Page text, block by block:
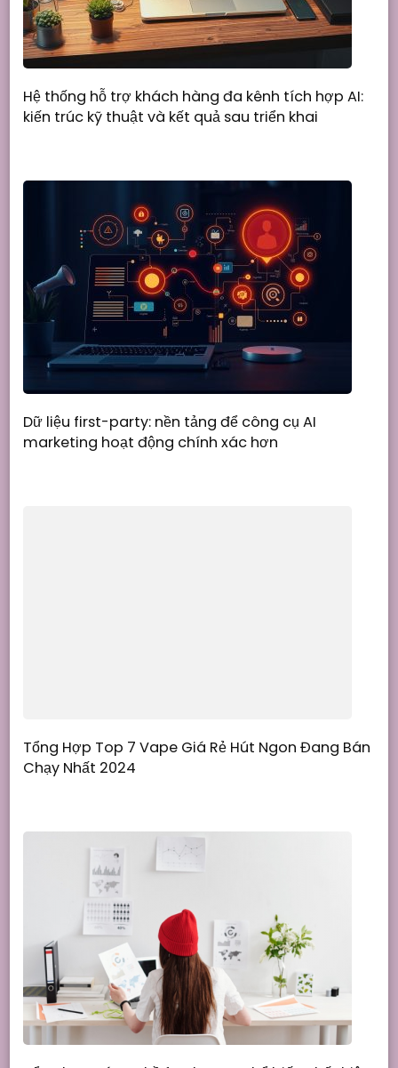
Hệ thống hỗ trợ khách hàng đa kênh tích hợp AI:
kiến trúc kỹ thuật và kết quả sau triển khai
Dữ liệu first-party: nền tảng để công cụ AI
marketing hoạt động chính xác hơn
Tổng Hợp Top 7 Vape Giá Rẻ Hút Ngon Đang Bán
Chạy Nhất 2024